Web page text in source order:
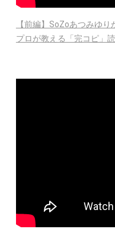
【前編】SoZoあつみゆ
プロが教える「完コピ」